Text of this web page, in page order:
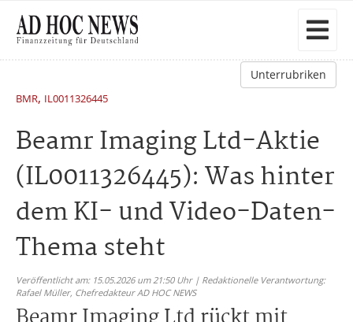
Unterrubriken
BMR, IL0011326445
Beamr Imaging Ltd-Aktie
(IL0011326445): Was hinter
dem KI- und Video-Daten-
Thema steht
Veröffentlicht am: 15.05.2026 um 21:50 Uhr | Redaktionelle Verantwortung:
Rafael Müller, Chefredakteur AD HOC NEWS